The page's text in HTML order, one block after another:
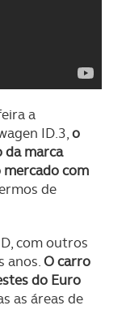
a
ID.3,o
marca
mercado com
de
com outros
anos.O carro
do Euro
as áreas de